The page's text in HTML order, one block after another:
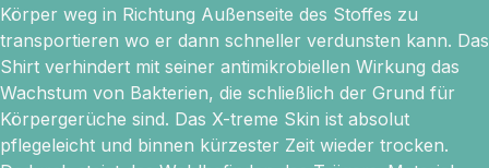
Körper weg in Richtung Außenseite des Stoffes zu
transportieren wo er dann schneller verdunsten kann. Das
Shirt verhindert mit seiner antimikrobiellen Wirkung das
Wachstum von Bakterien, die schließlich der Grund für
Körpergerüche sind. Das X-treme Skin ist absolut
pflegeleicht und binnen kürzester Zeit wieder trocken.